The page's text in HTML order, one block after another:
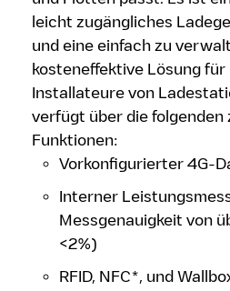
leicht zugängliches
und eine einfach zu
kosteneffektive Lösung für
Installateure von
verfügt über die folgenden
Funktionen:
Vorkonfigurierter 4G-
Interner
Messgenauigkeit von
<2%)
RFID, NFC*, und